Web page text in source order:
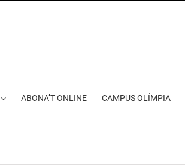
ABONA’T ONLINE CAMPUS OLÍMPIA